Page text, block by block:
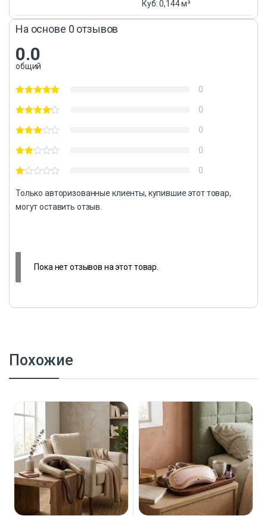
Куб: 0,144 м³
На основе 0 отзывов
0.0
общий
0
0
0
0
0
Только авторизованные клиенты, купившие этот товар,
могут оставить отзыв.
Пока нет отзывов на этот товар.
Похожие